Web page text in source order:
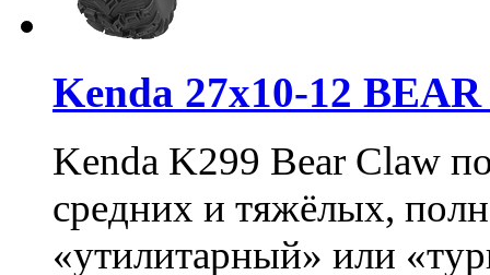
Kenda 27х10-12
Kenda K299 Bear Claw
средних и тяжёлых,
«утилитарный» или